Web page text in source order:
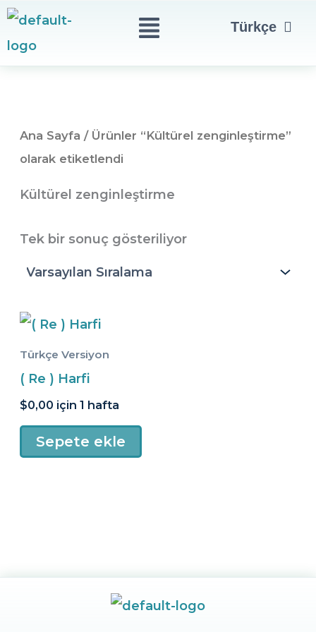
İçeriğe
atla
Menu
Türkçe
العربية
Ana Sayfa / Ürünler “Kültürel zenginleştirme”
olarak etiketlendi
Kültürel zenginleştirme
Tek bir sonuç gösteriliyor
Türkçe Versiyon
( Re ) Harfi
$0,00 için 1 hafta
Sepete ekle